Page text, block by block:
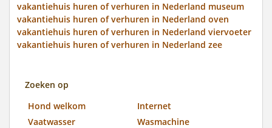
vakantiehuis huren of verhuren in Nederland museum
vakantiehuis huren of verhuren in Nederland oven
vakantiehuis huren of verhuren in Nederland viervoeter
vakantiehuis huren of verhuren in Nederland zee
Zoeken op
Hond welkom
Internet
Vaatwasser
Wasmachine